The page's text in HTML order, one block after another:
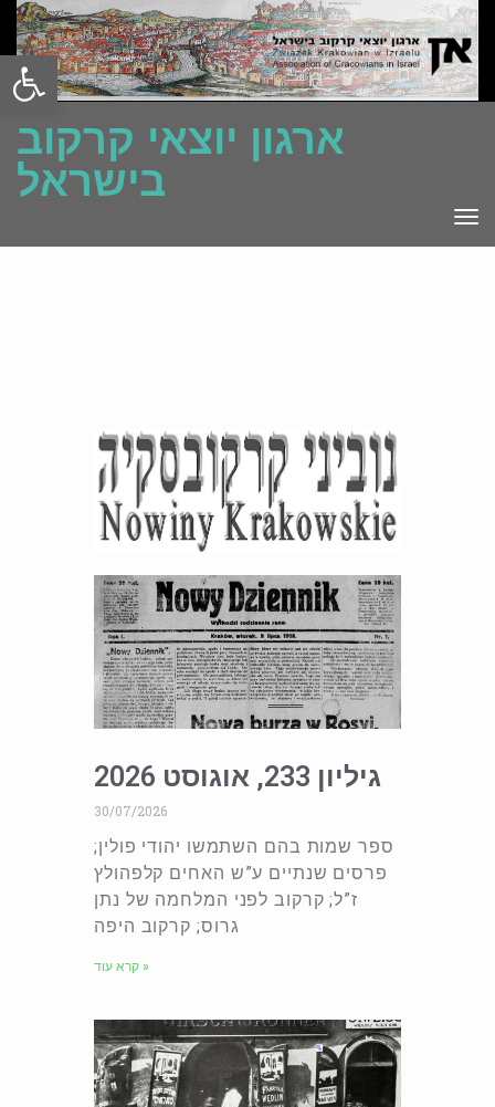
Open toolbar
ארגון יוצאי קרקוב
בישראל
גיליון 233, אוגוסט 2026
30/07/2026
ספר שמות בהם השתמשו יהודי פולין;
פרסים שנתיים ע”ש האחים קלפהולץ
ז”ל; קרקוב לפני המלחמה של נתן
גרוס; קרקוב היפה
קרא עוד »